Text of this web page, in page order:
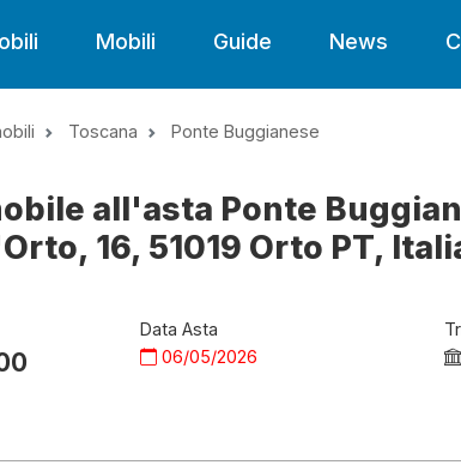
Mobili Guide News
Toscana Ponte Buggianese
all'asta Ponte
16, 51019 Orto PT,
Data Asta
06/05/2026